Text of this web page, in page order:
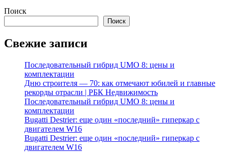
Поиск
Поиск
Свежие записи
Последовательный гибрид UMO 8: цены и
комплектации
Дню строителя — 70: как отмечают юбилей и главные
рекорды отрасли | РБК Недвижимость
Последовательный гибрид UMO 8: цены и
комплектации
Bugatti Destrier: еще один «последний» гиперкар с
двигателем W16
Bugatti Destrier: еще один «последний» гиперкар с
двигателем W16